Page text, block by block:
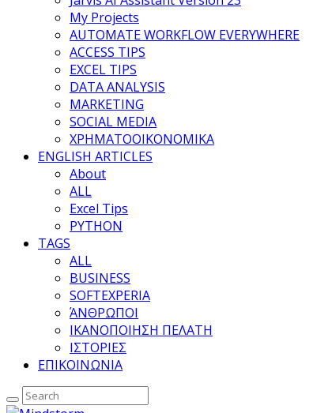
My Projects
AUTOMATE WORKFLOW EVERYWHERE
ACCESS TIPS
EXCEL TIPS
DATA ANALYSIS
MARKETING
SOCIAL MEDIA
ΧΡΗΜΑΤΟΟΙΚΟΝΟΜΙΚΑ
ENGLISH ARTICLES
About
ALL
Excel Tips
PYTHON
TAGS
ALL
BUSINESS
SOFTEXPERIA
ΆΝΘΡΩΠΟΙ
ΙΚΑΝΟΠΟΙΗΣΗ ΠΕΛΑΤΗ
ΙΣΤΟΡΙΕΣ
ΕΠΙΚΟΙΝΩΝΙΑ